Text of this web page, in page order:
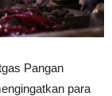
Pangan
para